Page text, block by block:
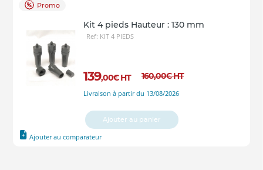
Promo
Kit 4 pieds Hauteur : 130 mm
Ref: KIT 4 PIEDS
139,00€ HT 160,00€HT
Livraison à partir du 13/08/2026
Ajouter au comparateur
Ajouter au panier